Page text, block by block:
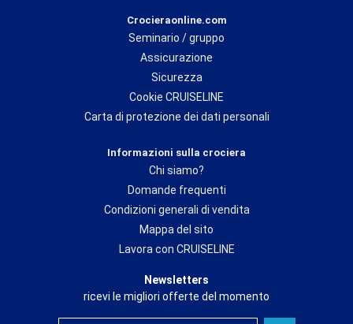
Crocieraonline.com
Seminario / gruppo
Assicurazione
Sicurezza
Cookie CRUISELINE
Carta di protezione dei dati personali
Informazioni sulla crociera
Chi siamo?
Domande frequenti
Condizioni generali di vendita
Mappa del sito
Lavora con CRUISELINE
Newsletters
ricevi le migliori offerte del momento